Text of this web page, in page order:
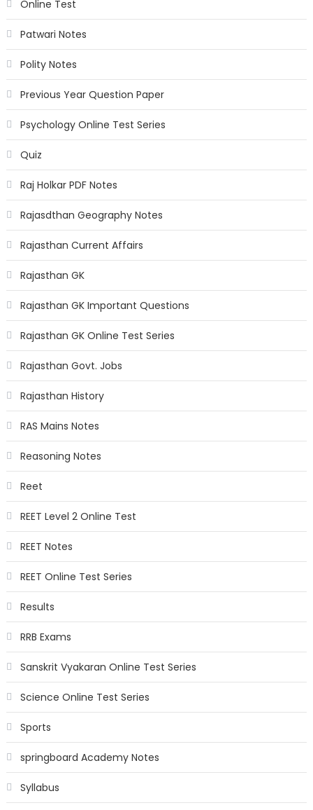
Online Test
Patwari Notes
Polity Notes
Previous Year Question Paper
Psychology Online Test Series
Quiz
Raj Holkar PDF Notes
Rajasdthan Geography Notes
Rajasthan Current Affairs
Rajasthan GK
Rajasthan GK Important Questions
Rajasthan GK Online Test Series
Rajasthan Govt. Jobs
Rajasthan History
RAS Mains Notes
Reasoning Notes
Reet
REET Level 2 Online Test
REET Notes
REET Online Test Series
Results
RRB Exams
Sanskrit Vyakaran Online Test Series
Science Online Test Series
Sports
springboard Academy Notes
Syllabus